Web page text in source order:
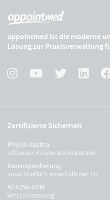
appointmed ist die moderne
Lösung zur Praxisverwaltung
Zertifizierte Sicherheit
Physio Austria
offizieller Kooperationspartner
Datenspeicherung
ausschließlich innerhalb der EU
AES256-GCM
Verschlüsselung